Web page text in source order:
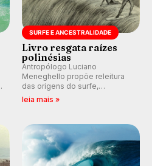
SURFE E ANCESTRALIDADE
Livro resgata raízes
polinésias
Antropólogo Luciano
Meneghello propõe releitura
das origens do surfe,
resgatando a cultura polinésia
prática em esporte e indústria.
leia mais »